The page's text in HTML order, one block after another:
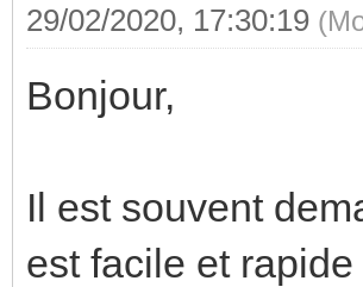
29/02/2020, 17:30:19
Bonjour,
Il est souvent
est facile et